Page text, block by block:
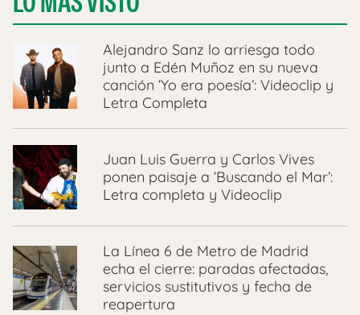
Alejandro Sanz lo arriesga todo
junto a Edén Muñoz en su nueva
canción ‘Yo era poesía’: Videoclip y
Letra Completa
Juan Luis Guerra y Carlos Vives
ponen paisaje a ‘Buscando el Mar’:
Letra completa y Videoclip
La Línea 6 de Metro de Madrid
echa el cierre: paradas afectadas,
servicios sustitutivos y fecha de
reapertura